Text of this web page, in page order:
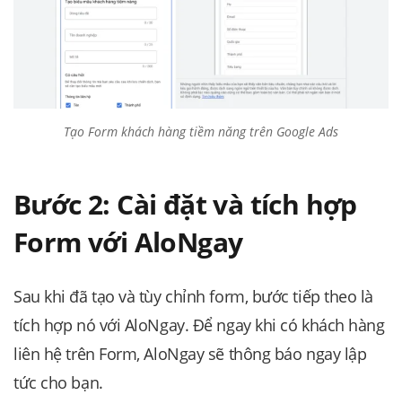
Tạo Form khách hàng tiềm năng trên Google Ads
Bước 2: Cài đặt và tích hợp
Form với AloNgay
Sau khi đã tạo và tùy chỉnh form, bước tiếp theo là
tích hợp nó với AloNgay. Để ngay khi có khách hàng
liên hệ trên Form, AloNgay sẽ thông báo ngay lập
tức cho bạn.